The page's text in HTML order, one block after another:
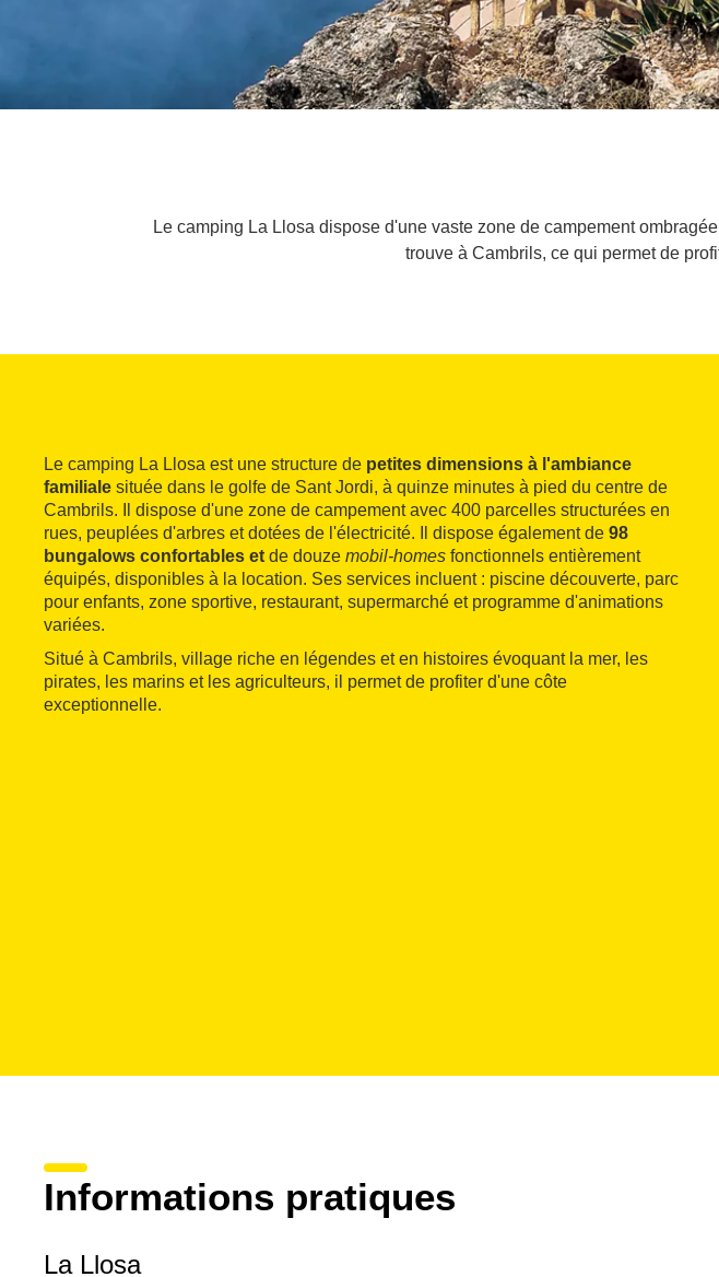
Le camping La Llosa dispose d'une vaste zone de campement
trouve à Cambrils, ce qui permet de
Le camping La Llosa est une structure de petites dimensions à l'ambiance
familiale située dans le golfe de Sant Jordi, à quinze minutes à pied du centre de
Cambrils. Il dispose d'une zone de campement avec 400 parcelles structurées en
rues, peuplées d'arbres et dotées de l'électricité. Il dispose également de 98
bungalows confortables et de douze mobil-homes fonctionnels entièrement
équipés, disponibles à la location. Ses services incluent : piscine découverte, parc
pour enfants, zone sportive, restaurant, supermarché et programme d'animations
variées.
Situé à Cambrils, village riche en légendes et en histoires évoquant la mer, les
pirates, les marins et les agriculteurs, il permet de profiter d'une côte
exceptionnelle.
Informations pratiques
La Llosa